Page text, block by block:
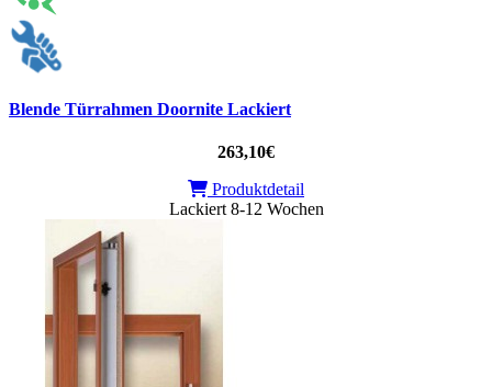
Blende Türrahmen Doornite Lackiert
263,10€
Produktdetail
Lackiert 8-12 Wochen